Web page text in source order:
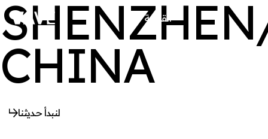
القائمة
يغلق
CHINA
لنبدأ حديثنا